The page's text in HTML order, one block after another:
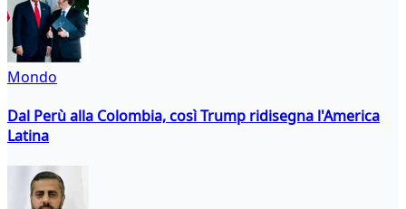
Mondo
Dal Perù alla Colombia, così Trump ridisegna l'America
Latina